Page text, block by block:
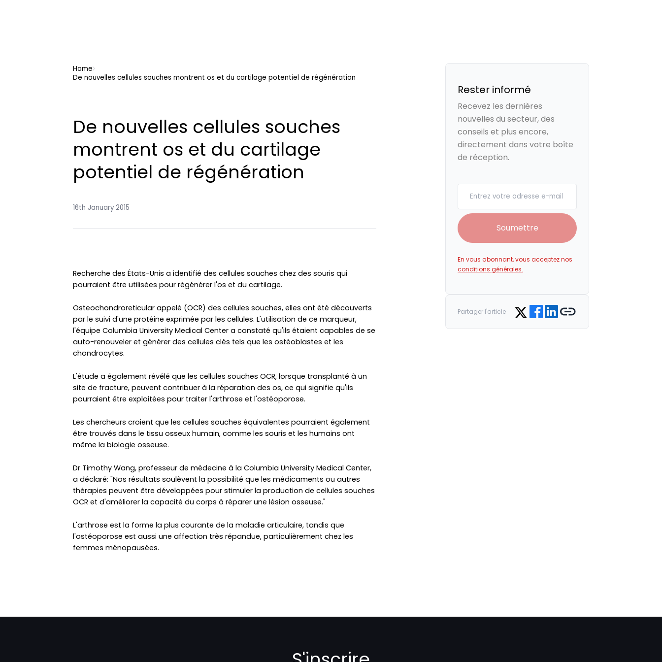
Home
De nouvelles cellules souches montrent os et du cartilage potentiel de régénération
De nouvelles cellules souches
montrent os et du cartilage
potentiel de régénération
16th January 2015
Recherche des États-Unis a identifié des cellules souches chez des souris qui
pourraient être utilisées pour régénérer l'os et du cartilage.
Osteochondroreticular appelé (OCR) des cellules souches, elles ont été découverts
par le suivi d'une protéine exprimée par les cellules. L'utilisation de ce marqueur,
l'équipe Columbia University Medical Center a constaté qu'ils étaient capables de se
auto-renouveler et générer des cellules clés tels que les ostéoblastes et les
chondrocytes.
L'étude a également révélé que les cellules souches OCR, lorsque transplanté à un
site de fracture, peuvent contribuer à la réparation des os, ce qui signifie qu'ils
pourraient être exploitées pour traiter l'arthrose et l'ostéoporose.
Les chercheurs croient que les cellules souches équivalentes pourraient également
être trouvés dans le tissu osseux humain, comme les souris et les humains ont
même la biologie osseuse.
Dr Timothy Wang, professeur de médecine à la Columbia University Medical Center,
a déclaré: "Nos résultats soulèvent la possibilité que les médicaments ou autres
thérapies peuvent être développées pour stimuler la production de cellules souches
OCR et d'améliorer la capacité du corps à réparer une lésion osseuse."
L'arthrose est la forme la plus courante de la maladie articulaire, tandis que
l'ostéoporose est aussi une affection très répandue, particulièrement chez les
femmes ménopausées.
Rester informé
Recevez les dernières
nouvelles du secteur, des
conseils et plus encore,
directement dans votre boîte
de réception.
Soumettre
En vous abonnant, vous acceptez nos
conditions générales.
Partager l'article Share on Twitter
Share on Facebook
Share on LinkedIn
Copy link